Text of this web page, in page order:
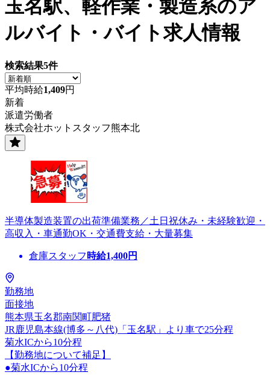
玉名駅、軽作業・製造系のア
ルバイト・バイト求人情報
検索結果5件
平均時給1,409円
新着
派遣労働者
株式会社ホットスタッフ熊本北
半導体製造装置の出荷準備業務／土日祝休み・未経験歓迎・
高収入・車通勤OK・交通費支給・大量募集
倉庫スタッフ 時給1,400円
勤務地
面接地
熊本県玉名郡南関町肥猪
JR鹿児島本線(博多～八代)「玉名駅」より車で25分程
菊水ICから10分程
【勤務地について補足】
●菊水ICから10分程